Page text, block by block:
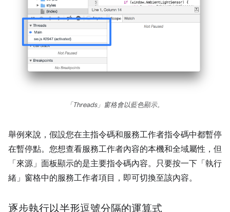
「Threads」 窗格會以藍色顯示。
舉例來說，假設您在主指令碼和服務工作者指令碼中都暫停
在暫停點。您想查看服務工作者內容的本機和全域屬性，但
「來源」面板顯示的是主要指令碼內容。只要按一下「執行
緒」窗格中的服務工作者項目，即可切換至該內容。
逐步執行以半形逗號分隔的運算式